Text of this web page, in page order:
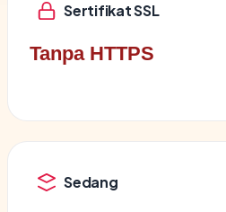
Sertifikat SSL
Tanpa HTTPS
Sedang